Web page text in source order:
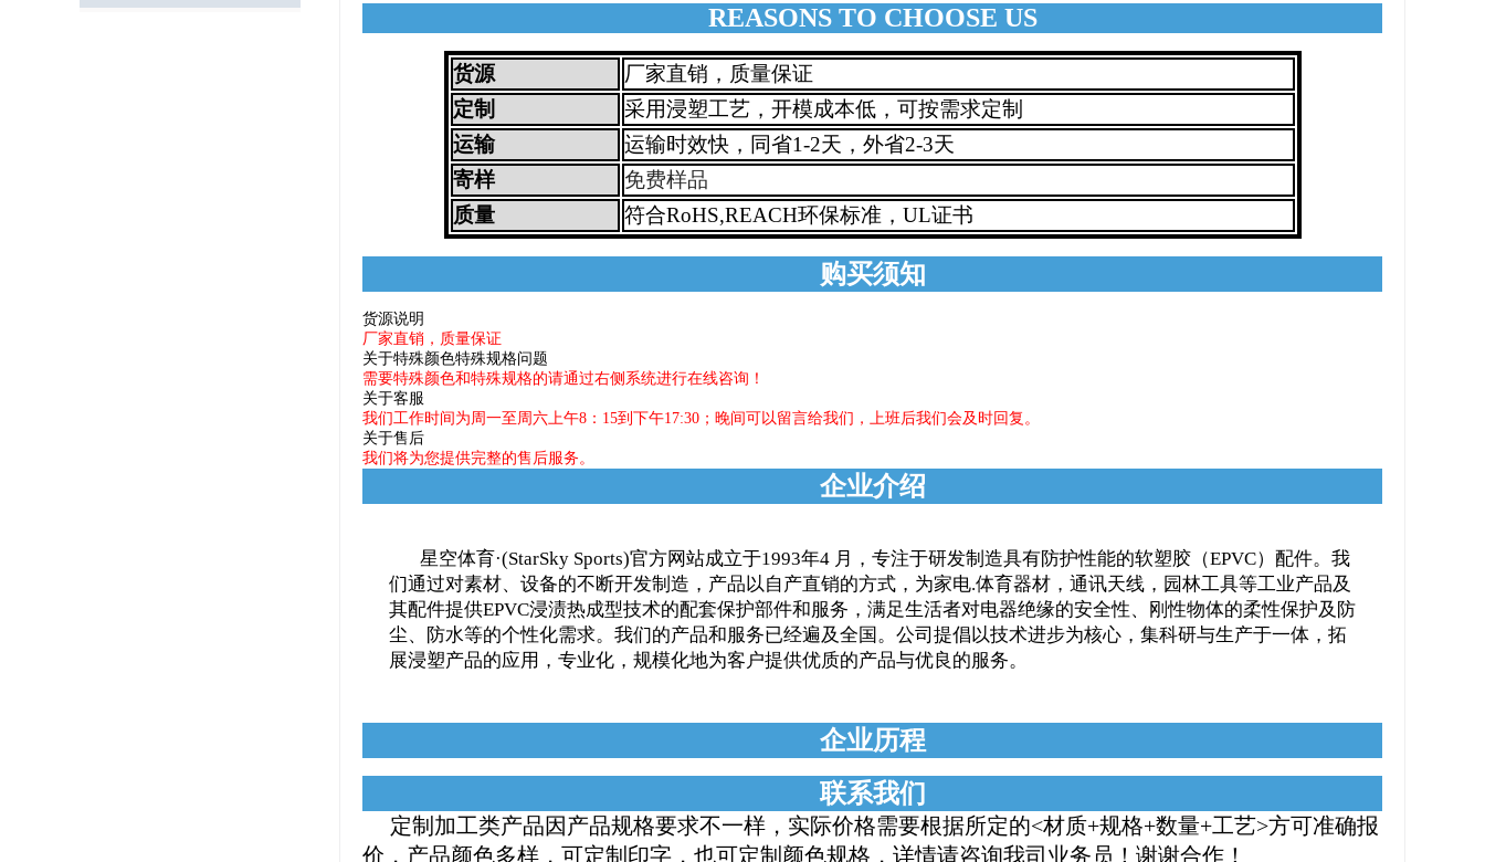
REASONS TO CHOOSE US
货源
厂家直销，质量保证
定制
采用浸塑工艺，开模成本低，可按需求定制
运输
运输时效快，同省1-2天，外省2-3天
寄样
免费样品
质量
符合RoHS,REACH环保标准，UL证书
购买须知
货源说明
厂家直销，质量保证
关于特殊颜色特殊规格问题
需要特殊颜色和特殊规格的请通过右侧系统进行在线咨询！
关于客服
我们工作时间为周一至周六上午8：15到下午17:30；晚间可以留言给我们，上班后我们会及时回复。
关于售后
我们将为您提供完整的售后服务。
企业介绍
星空体育·(StarSky Sports)官方网站成立于1993年4 月，专注于研发制造具有防护性能的软塑胶（EPVC）配件。我
们通过对素材、设备的不断开发制造，产品以自产直销的方式，为家电.体育器材，通讯天线，园林工具等工业产品及
其配件提供EPVC浸渍热成型技术的配套保护部件和服务，满足生活者对电器绝缘的安全性、刚性物体的柔性保护及防
尘、防水等的个性化需求。我们的产品和服务已经遍及全国。公司提倡以技术进步为核心，集科研与生产于一体，拓
展浸塑产品的应用，专业化，规模化地为客户提供优质的产品与优良的服务。
企业历程
联系我们
定制加工类产品因产品规格要求不一样，实际价格需要根据所定的<材质+规格+数量+工艺>方可准确报
价，产品颜色多样，可定制印字，也可定制颜色规格，详情请咨询我司业务员！谢谢合作！